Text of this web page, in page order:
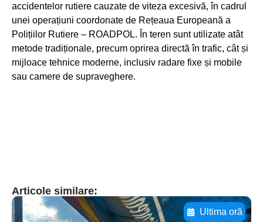
accidentelor rutiere cauzate de viteza excesivă, în cadrul
unei operațiuni coordonate de Rețeaua Europeană a
Polițiilor Rutiere – ROADPOL. În teren sunt utilizate atât
metode tradiționale, precum oprirea directă în trafic, cât și
mijloace tehnice moderne, inclusiv radare fixe și mobile
sau camere de supraveghere.
Articole similare:
Ultima oră